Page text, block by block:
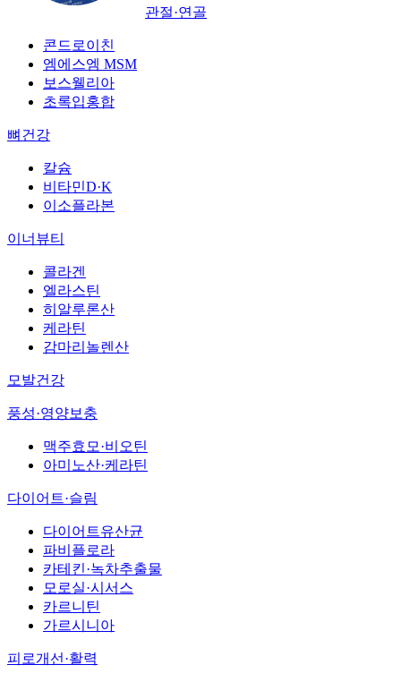
관절·연골
콘드로이친
엠에스엠 MSM
보스웰리아
초록입홍합
뼈건강
칼슘
비타민D·K
이소플라본
이너뷰티
콜라겐
엘라스틴
히알루론산
케라틴
감마리놀렌산
모발건강
풍성·영양보충
맥주효모·비오틴
아미노산·케라틴
다이어트·슬림
다이어트유산균
파비플로라
카테킨·녹차추출물
모로실·시서스
카르니틴
가르시니아
피로개선·활력